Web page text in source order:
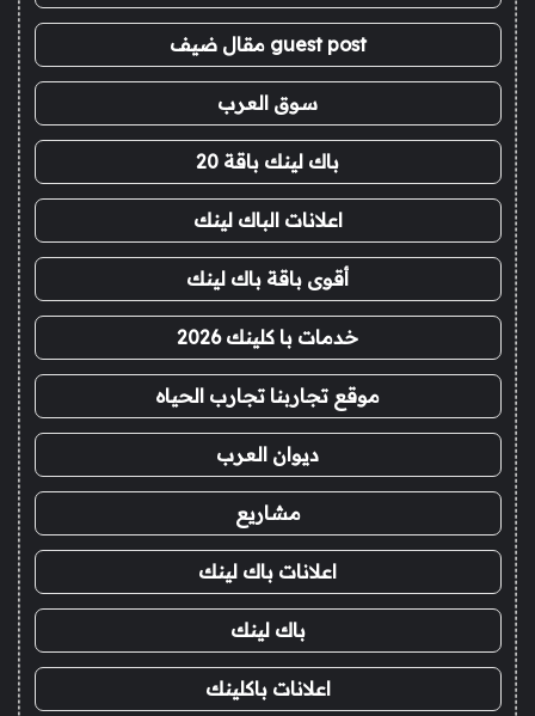
guest post مقال ضيف
سوق العرب
باك لينك باقة 20
اعلانات الباك لينك
أقوى باقة باك لينك
خدمات با كلينك 2026
موقع تجاربنا تجارب الحياه
ديوان العرب
مشاريع
اعلانات باك لينك
باك لينك
اعلانات باكلينك